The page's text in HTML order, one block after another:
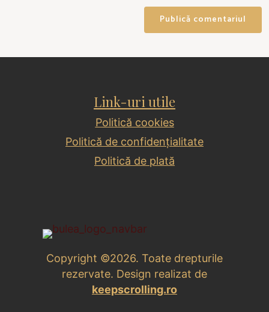
Copyright ©2026. Toate drepturile
rezervate. Design realizat de
keepscrolling.ro
Link-uri utile
Politică cookies
Politică de confidențialitate
Politică de plată